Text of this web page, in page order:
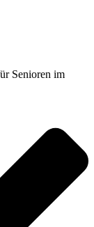
Senioren im